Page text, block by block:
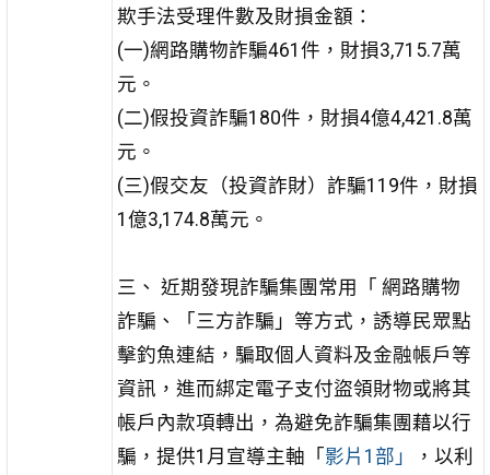
欺手法受理件數及財損金額：
(一)網路購物詐騙461件，財損3,715.7萬
元。
(二)假投資詐騙180件，財損4億4,421.8萬
元。
(三)假交友（投資詐財）詐騙119件，財損
1億3,174.8萬元。
三、 近期發現詐騙集團常用「 網路購物
詐騙 、「三方詐騙」等方式，誘導民眾點
擊釣魚連結，騙取個人資料及金融帳戶等
資訊，進而綁定電子支付盜領財物或將其
帳戶內款項轉出，為避免詐騙集團藉以行
騙，提供1月宣導主軸「 影片1部」
，以利